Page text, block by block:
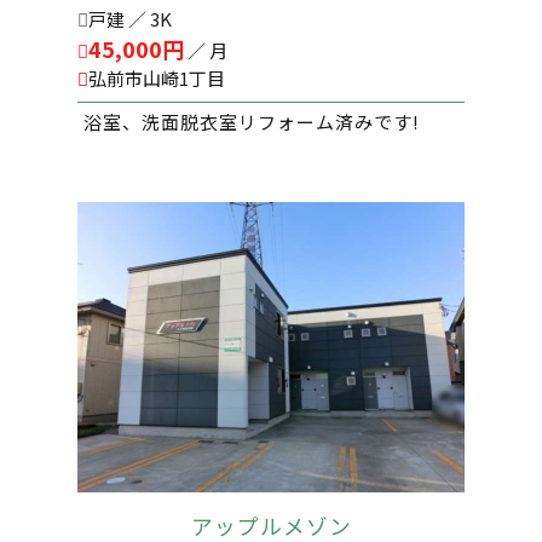
戸建 ／ 3K
45,000円／ 月
弘前市山崎1丁目
浴室、洗面脱衣室リフォーム済みです!
アップルメゾン